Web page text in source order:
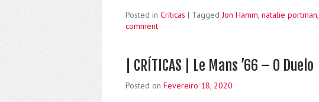
Posted in Críticas | TaggedJon Hamm, natalie portman,
comment
| CRÍTICAS | Le Mans ’66 – O Duelo
Posted on Fevereiro 18, 2020